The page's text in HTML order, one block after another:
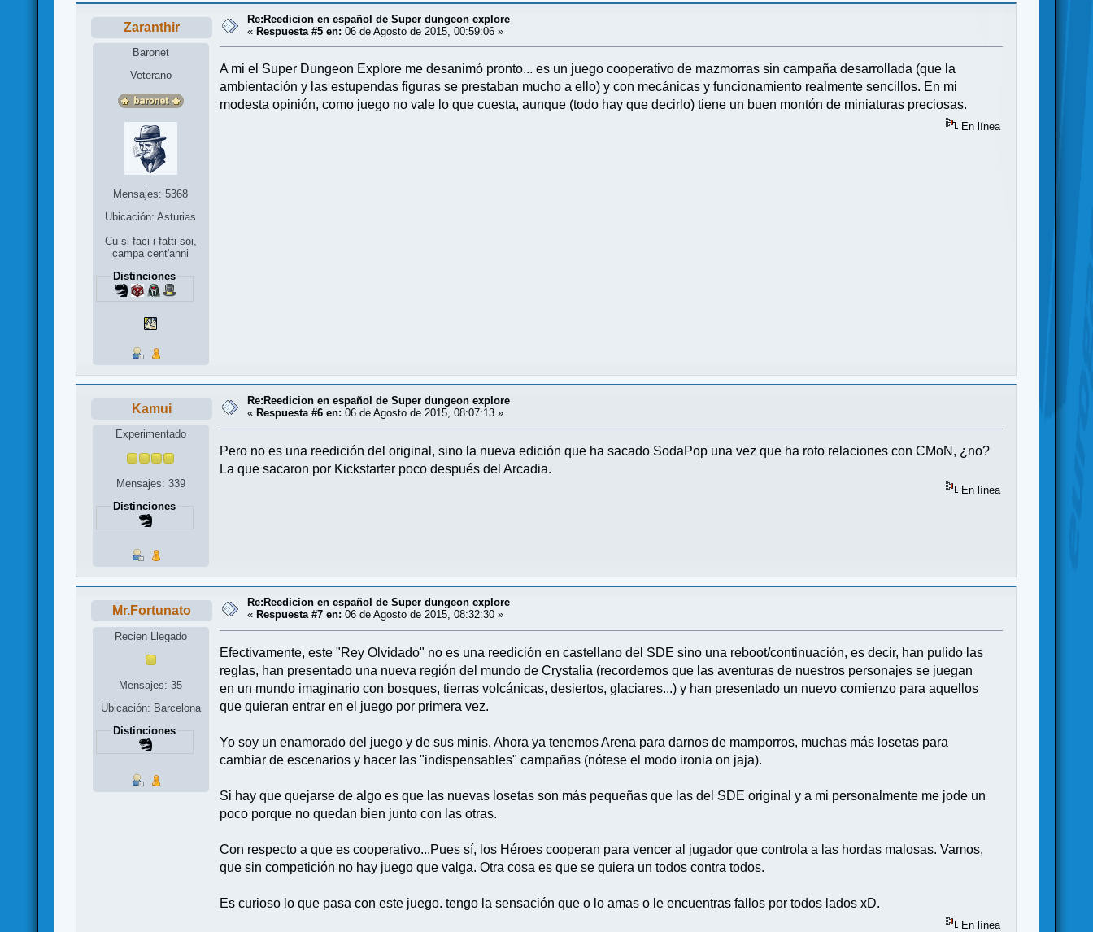
Zaranthir
Baronet
Veterano
Mensajes: 5368
Ubicación: Asturias
Cu si faci i fatti soi,
campa cent'anni
Distinciones
Re:Reedicion en español de Super dungeon explore
« Respuesta #5 en: 06 de Agosto de 2015, 00:59:06 »
A mi el Super Dungeon Explore me desanimó pronto... es un juego cooperativo de mazmorras sin campaña desarrollada (que la
ambientación y las estupendas figuras se prestaban mucho a ello) y con mecánicas y funcionamiento realmente sencillos. En mi
modesta opinión, como juego no vale lo que cuesta, aunque (todo hay que decirlo) tiene un buen montón de miniaturas preciosas.
En línea
Kamui
Experimentado
Mensajes: 339
Distinciones
Re:Reedicion en español de Super dungeon explore
« Respuesta #6 en: 06 de Agosto de 2015, 08:07:13 »
Pero no es una reedición del original, sino la nueva edición que ha sacado SodaPop una vez que ha roto relaciones con CMoN, ¿no?
La que sacaron por Kickstarter poco después del Arcadia.
En línea
Mr.Fortunato
Recien Llegado
Mensajes: 35
Ubicación: Barcelona
Distinciones
Re:Reedicion en español de Super dungeon explore
« Respuesta #7 en: 06 de Agosto de 2015, 08:32:30 »
Efectivamente, este "Rey Olvidado" no es una reedición en castellano del SDE sino una reboot/continuación, es decir, han pulido las
reglas, han presentado una nueva región del mundo de Crystalia (recordemos que las aventuras de nuestros personajes se juegan
en un mundo imaginario con bosques, tierras volcánicas, desiertos, glaciares...) y han presentado un nuevo comienzo para aquellos
que quieran entrar en el juego por primera vez.
Yo soy un enamorado del juego y de sus minis. Ahora ya tenemos Arena para darnos de mamporros, muchas más losetas para
cambiar de escenarios y hacer las "indispensables" campañas (nótese el modo ironia on jaja).
Si hay que quejarse de algo es que las nuevas losetas son más pequeñas que las del SDE original y a mi personalmente me jode un
poco porque no quedan bien junto con las otras.
Con respecto a que es cooperativo...Pues sí, los Héroes cooperan para vencer al jugador que controla a las hordas malosas. Vamos,
que sin competición no hay juego que valga. Otra cosa es que se quiera un todos contra todos.
Es curioso lo que pasa con este juego. tengo la sensación que o lo amas o le encuentras fallos por todos lados xD.
En línea